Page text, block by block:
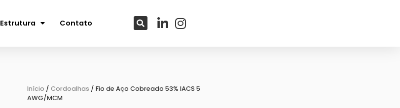
Estrutura Contato
Início / Cordoalhas / Fio de Aço Cobreado 53% IACS 5
AWG/MCM